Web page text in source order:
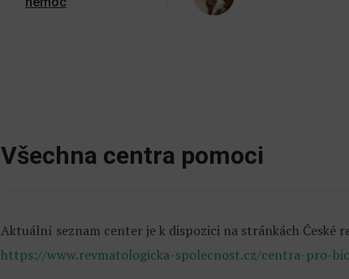
Všechna centra pomoci
Aktuální seznam center je k dispozici na stránkách České
https://www.revmatologicka-spolecnost.cz/centra-pro-